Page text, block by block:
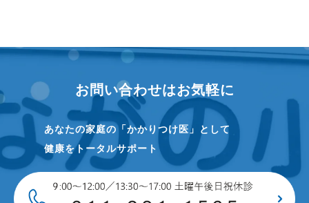
お問い合わせはお気軽に
あなたの家庭の「かかりつけ医」として
健康をトータルサポート